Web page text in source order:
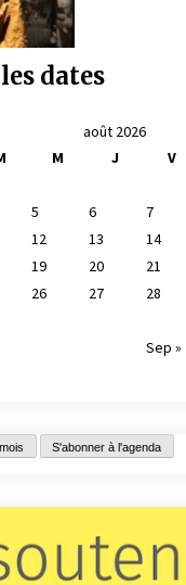
dates
août 2026
M J V
5 6 7
12 13 14
19 20 21
26 27 28
Sep »
S'abonner à l'agenda